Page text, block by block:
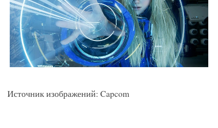
Источник изображений: Capcom